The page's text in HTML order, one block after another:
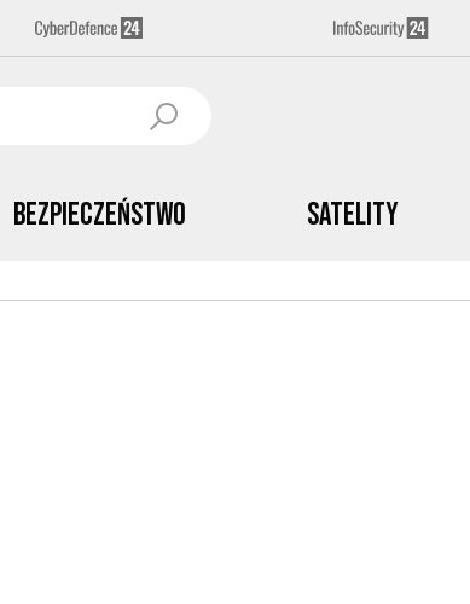
Bezpieczeństwo Satelity